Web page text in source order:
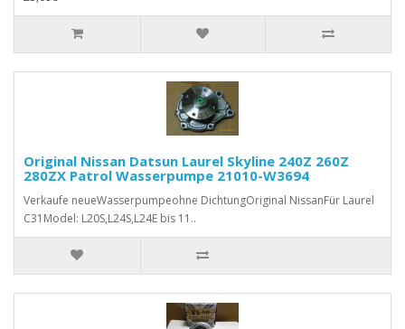
Original Nissan Datsun Laurel Skyline 240Z 260Z
280ZX Patrol Wasserpumpe 21010-W3694
Verkaufe neueWasserpumpeohne DichtungOriginal NissanFür Laurel
C31Model: L20S,L24S,L24E bis 11..